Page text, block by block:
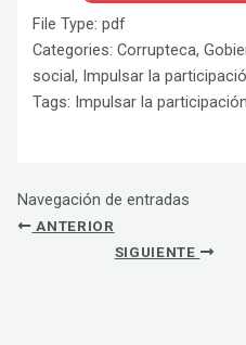
File Type:pdf
Categories:Corrupteca,
social, Impulsar la
Tags: Impulsar la
Navegación de entradas
ANTERIOR
SIGUIENTE